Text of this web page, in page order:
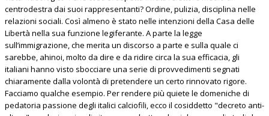
centrodestra dai suoi rappresentanti? Ordine, pulizia, disciplina nelle
relazioni sociali. Così almeno è stato nelle intenzioni della Casa delle
Libertà nella sua funzione legiferante. A parte la legge
sull’immigrazione, che merita un discorso a parte e sulla quale ci
sarebbe, ahinoi, molto da dire e da ridire circa la sua efficacia, gli
italiani hanno visto sbocciare una serie di provvedimenti segnati
chiaramente dalla volontà di pretendere un certo rinnovato rigore.
Facciamo qualche esempio. Per rendere più quiete le domeniche di
pedatoria passione degli italici calciofili, ecco il cosiddetto "decreto anti-